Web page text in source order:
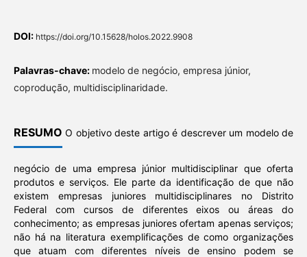
DOI: https://doi.org/10.15628/holos.2022.9908
Palavras-chave: modelo de negócio, empresa júnior,
coprodução, multidisciplinaridade.
RESUMO O objetivo deste artigo é descrever um modelo de
negócio de uma empresa júnior multidisciplinar que oferta
produtos e serviços. Ele parte da identificação de que não
existem empresas juniores multidisciplinares no Distrito
Federal com cursos de diferentes eixos ou áreas do
conhecimento; as empresas juniores ofertam apenas serviços;
não há na literatura exemplificações de como organizações
que atuam com diferentes níveis de ensino podem se